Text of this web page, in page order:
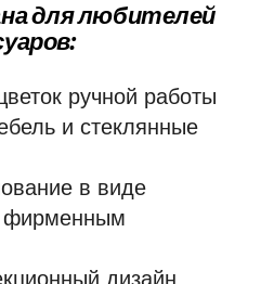
для любителей
ручной работы
и стеклянные
в виде
фирменным
дизайн,